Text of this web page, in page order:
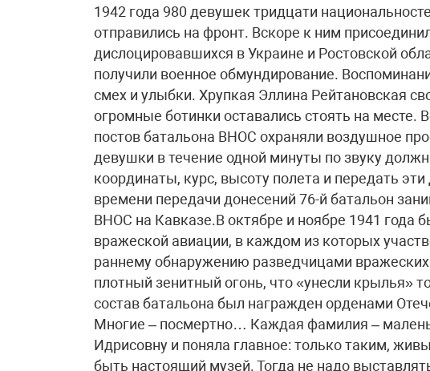
1942 года 980 девушек тридцати
отправились на фронт. Вскоре к ним
дислоцировавшихся в Украине и Ростовской
получили военное обмундирование.
смех и улыбки. Хрупкая Эллина Рейтановская
огромные ботинки оставались стоять на
постов батальона ВНОС охраняли воздушное
девушки в течение одной минуты по звуку
координаты, курс, высоту полета и передать
времени передачи донесений 76-й батальон
ВНОС на Кавказе.В октябре и ноябре 1941 года
вражеской авиации, в каждом из которых
раннему обнаружению разведчицами
плотный зенитный огонь, что «унесли крылья»
состав батальона был награжден орденами
Многие – посмертно… Каждая фамилия –
Идрисовну и поняла главное: только таким,
быть настоящий музей. Тогда не надо